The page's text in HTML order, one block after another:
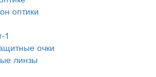
оптики
1
очки
линзы